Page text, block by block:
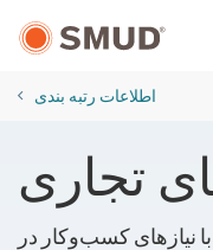
اصلیاطلاعات رتبه بندی
تجاری
نیازهای کسب‌وکار در